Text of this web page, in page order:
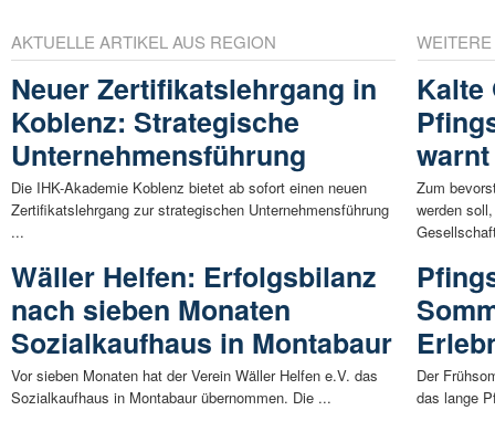
AKTUELLE ARTIKEL AUS REGION
Neuer Zertifikatslehrgang in
Koblenz: Strategische
Unternehmensführung
Die IHK-Akademie Koblenz bietet ab sofort einen neuen
Zertifikatslehrgang zur strategischen Unternehmensführung
...
Wäller Helfen: Erfolgsbilanz
nach sieben Monaten
Sozialkaufhaus in Montabaur
Vor sieben Monaten hat der Verein Wäller Helfen e.V. das
Sozialkaufhaus in Montabaur übernommen. Die ...
Kalte
Zum
werden
Der
das lange